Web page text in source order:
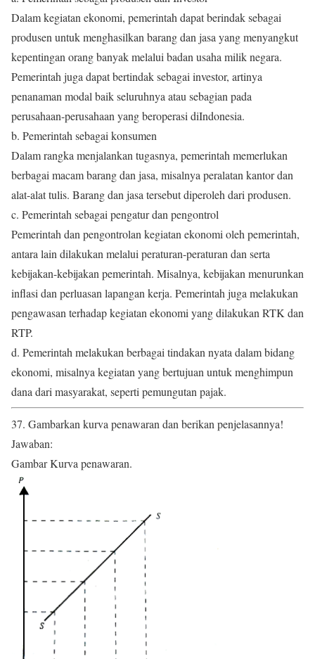
Dalam kegiatan ekonomi, pemerintah dapat berindak sebagai
produsen untuk menghasilkan barang dan jasa yang menyangkut
kepentingan orang banyak melalui badan usaha milik negara.
Pemerintah juga dapat bertindak sebagai investor, artinya
penanaman modal baik seluruhnya atau sebagian pada
perusahaan-perusahaan yang beroperasi diIndonesia.
b. Pemerintah sebagai konsumen
Dalam rangka menjalankan tugasnya, pemerintah memerlukan
berbagai macam barang dan jasa, misalnya peralatan kantor dan
alat-alat tulis. Barang dan jasa tersebut diperoleh dari produsen.
c. Pemerintah sebagai pengatur dan pengontrol
Pemerintah dan pengontrolan kegiatan ekonomi oleh pemerintah,
antara lain dilakukan melalui peraturan-peraturan dan serta
kebijakan-kebijakan pemerintah. Misalnya, kebijakan menurunkan
inflasi dan perluasan lapangan kerja. Pemerintah juga melakukan
pengawasan terhadap kegiatan ekonomi yang dilakukan RTK dan
RTP.
d. Pemerintah melakukan berbagai tindakan nyata dalam bidang
ekonomi, misalnya kegiatan yang bertujuan untuk menghimpun
dana dari masyarakat, seperti pemungutan pajak.
37. Gambarkan kurva penawaran dan berikan penjelasannya!
Jawaban:
Gambar Kurva penawaran.